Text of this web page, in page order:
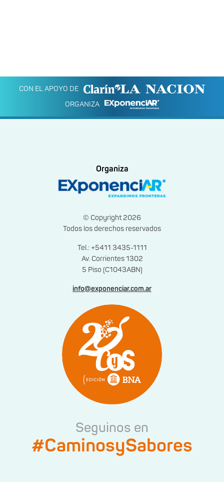
CON EL APOYO DE
ORGANIZA
Organiza
© Copyright 2026
Todos los derechos reservados
Tel.: +5411 3435-1111
Av. Corrientes 1302
5 Piso (C1043ABN)
info@exponenciar.com.ar
Seguinos en
#CaminosySabores